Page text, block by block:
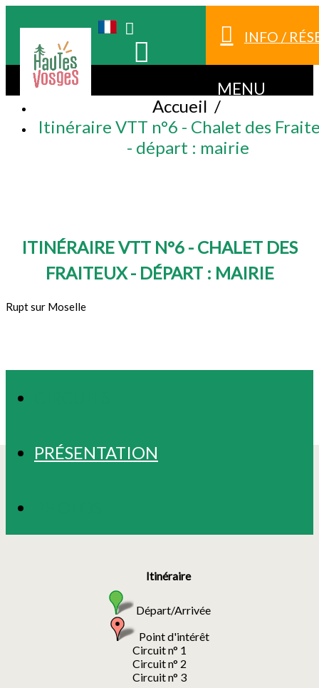
INFO /
MENU
Accueil /
Itinéraire VTT n°6 - Chalet des
- départ : mairie
ITINÉRAIRE VTT N°6 - CHALET DES
FRAITEUX - DÉPART : MAIRIE
Rupt sur Moselle
PRÉSENTATION
Itinéraire
Départ/Arrivée
Point d'intérêt
Circuit n° 1
Circuit n° 2
Circuit n° 3